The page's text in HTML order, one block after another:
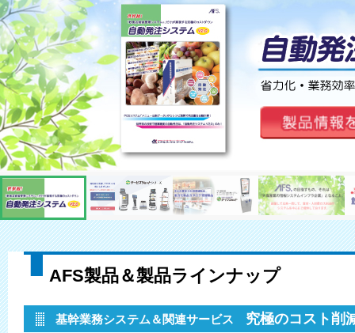
AFS製品＆製品ラインナップ
基幹業務システム＆関連サービス 究極のコスト削